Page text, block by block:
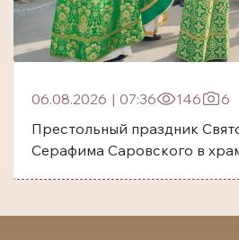
06.08.2026 | 07:36 146
6
Престольный праздник
Серафима Саровского в